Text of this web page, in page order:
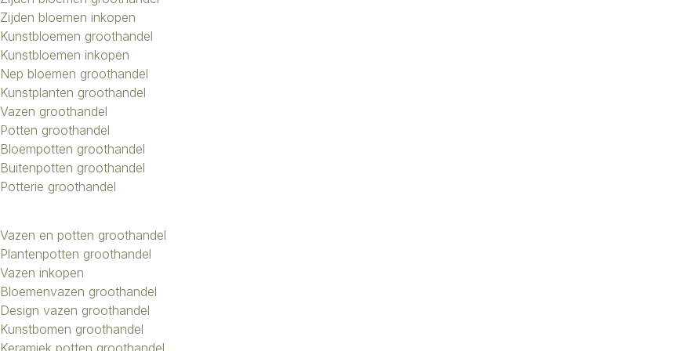
Zijden bloemen inkopen
Kunstbloemen groothandel
Kunstbloemen inkopen
Nep bloemen groothandel
Kunstplanten groothandel
Vazen groothandel
Potten groothandel
Bloempotten groothandel
Buitenpotten groothandel
Potterie groothandel
Vazen en potten groothandel
Plantenpotten groothandel
Vazen inkopen
Bloemenvazen groothandel
Design vazen groothandel
Kunstbomen groothandel